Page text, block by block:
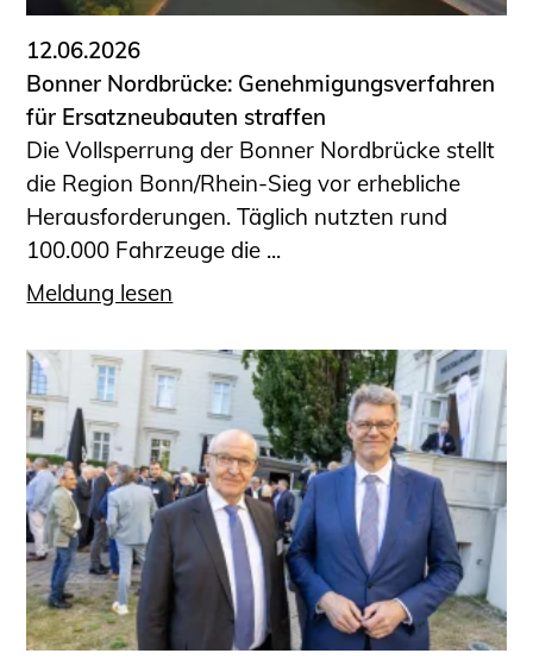
Büronachfolge
Zusatzqualifikationen
Geschützter Bereich
Informationen für Auftraggeber und
Verbraucher
Ingenieursuche (Mitglieder der IK-Bau
NRW)
Fachlisten
Informationen für Schülerinnen,
Schüler und Studierende
Projekte für Schülerinnen und Schüler
START.ING. Das Studierenden Praxis-
Programm
Wissenswertes für Studierende
Wettbewerbe für Studierende
BLING.BLING.
Kammer Newsletter
12.06.2026
Bonner Nordbrücke: Genehmigungsverfahren
für Ersatzneubauten straffen
Die Vollsperrung der Bonner Nordbrücke stellt
die Region Bonn/Rhein-Sieg vor erhebliche
Herausforderungen. Täglich nutzten rund
100.000 Fahrzeuge die ...
Meldung lesen